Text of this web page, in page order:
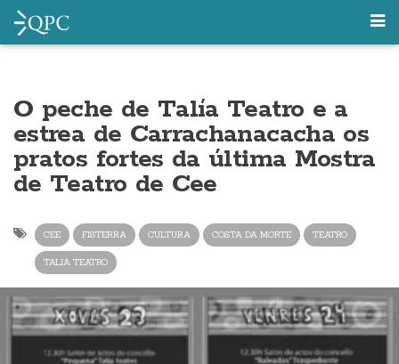
O peche de Talía Teatro e a
estrea de Carrachanacacha os
pratos fortes da última Mostra
de Teatro de Cee
CEE FISTERRA CULTURA COSTA DA MORTE TEATRO
TALIA TEATRO